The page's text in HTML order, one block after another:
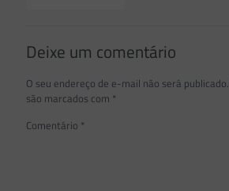
Deixe um comentário
O seu endereço de e-mail não será publicado.
são marcados com *
Comentário *